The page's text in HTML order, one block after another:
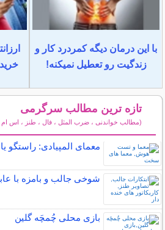
با این درمان دیگه کمردرد کار و
زندگیت رو تعطیل نمیکنه!
تازه ترین مطالب سرگرمی
(مطالب خواندنی ، ضرب المثل ، فال ، طنز ، اس
معمای المپیادی: راستگو
شوخی جالب و بامزه با
بازی محلی چُمچَه گلین